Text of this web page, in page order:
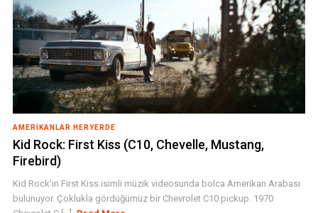
AMERIKANLAR HERYERDE
Kid Rock: First Kiss (C10, Chevelle, Mustang,
Firebird)
Kid Rock'ın First Kiss isimli müzik videosunda bolca Amerikan Arabası
bulunuyor. Çoklukla gördüğümüz bir Chevrolet C10 pickup. 1970